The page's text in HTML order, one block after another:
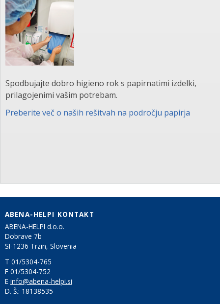
Spodbujajte dobro higieno rok s papirnatimi izdelki,
prilagojenimi vašim potrebam.
Preberite več o naših rešitvah na področju papirja
ABENA-HELPI KONTAKT
ABENA-HELPI d.o.o.
Dobrave 7b
SI-1236 Trzin, Slovenia
T 01/5304-765
F 01/5304-752
E info@abena-helpi.si
D. Š.: 18138535